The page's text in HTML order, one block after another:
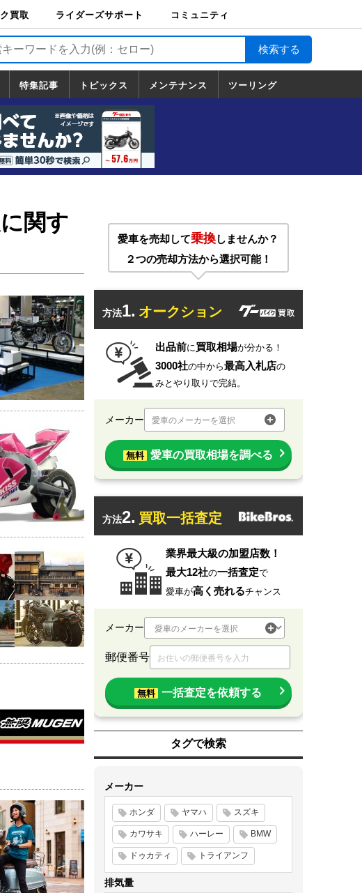
買取
買取
ライダーズサポート
ライダーズサポート
TOP
バイク輸送
バイクガレージライ
フ
バイク車両保険
ロードサービス
バイク試乗
コミュニティ
特集記事 トピックス
トピックス
一覧
ホンダ
ヤマハ
スズキ
カワサキ
ハーレーダ
ビッドソン
BMW
ドゥカティ
トライアン
フ
メンテナンス ツーリング
関す
愛車を売却して乗換しませんか？
２つの売却方法から選択可能！
方法1. オークション
出品前に買取相場が分かる！
3000社の中から最高入札店の
みとやり取りで完結。
メーカー 愛車のメーカーを選択
無料 愛車の買取相場を調べる
方法2. 買取一括査定
業界最大級の加盟店数！
最大12社の一括査定で
愛車が高く売れるチャンス
メーカー
郵便番号
無料 一括査定を依頼する
タグで検索
メーカー
ホンダ ヤマハ スズキ
カワサキ ハーレー BMW
ドゥカティ トライアンフ
排気量